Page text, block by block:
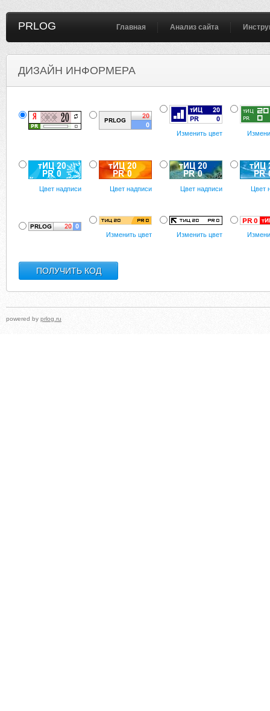
PRLOG Главная Анализ сайта
ДИЗАЙН ИНФОРМЕРА
Изменить цвет
Цвет надписи Цвет надписи Цвет надписи Цвет
Изменить цвет Изменить цвет
powered by prlog.ru